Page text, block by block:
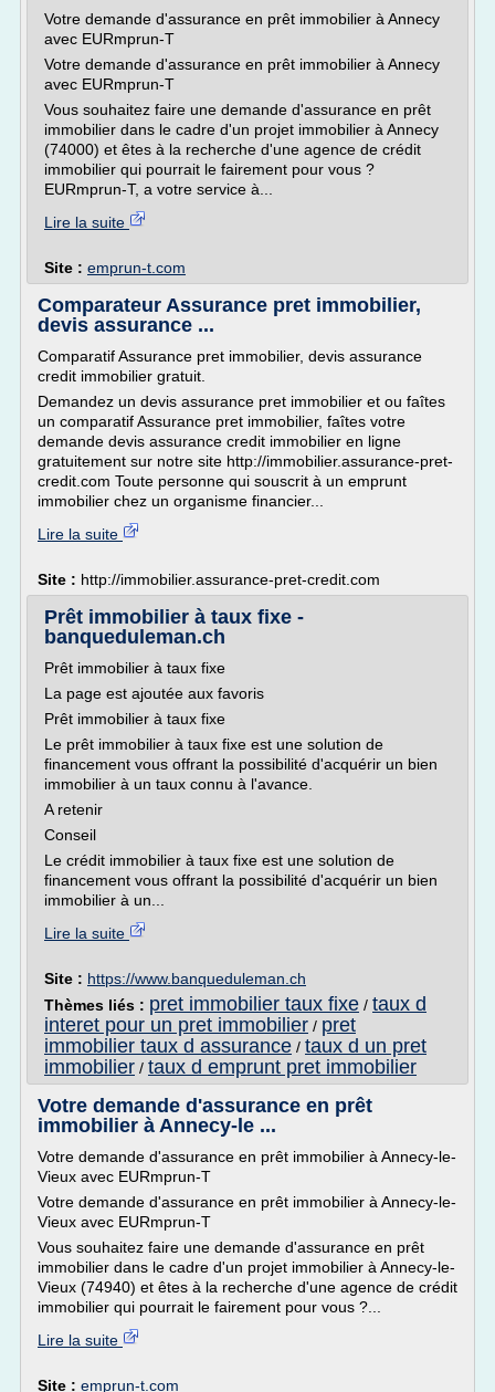
Votre demande d'assurance en prêt immobilier à Annecy
avec EURmprun-T
Votre demande d'assurance en prêt immobilier à Annecy
avec EURmprun-T
Vous souhaitez faire une demande d'assurance en prêt
immobilier dans le cadre d'un projet immobilier à Annecy
(74000) et êtes à la recherche d'une agence de crédit
immobilier qui pourrait le fairement pour vous ?
EURmprun-T, a votre service à...
Lire la suite
Site : emprun-t.com
Comparateur Assurance pret immobilier,
devis assurance ...
Comparatif Assurance pret immobilier, devis assurance
credit immobilier gratuit.
Demandez un devis assurance pret immobilier et ou faîtes
un comparatif Assurance pret immobilier, faîtes votre
demande devis assurance credit immobilier en ligne
gratuitement sur notre site http://immobilier.assurance-pret-
credit.com Toute personne qui souscrit à un emprunt
immobilier chez un organisme financier...
Lire la suite
Site : http://immobilier.assurance-pret-credit.com
Prêt immobilier à taux fixe -
banqueduleman.ch
Prêt immobilier à taux fixe
La page est ajoutée aux favoris
Prêt immobilier à taux fixe
Le prêt immobilier à taux fixe est une solution de
financement vous offrant la possibilité d'acquérir un bien
immobilier à un taux connu à l'avance.
A retenir
Conseil
Le crédit immobilier à taux fixe est une solution de
financement vous offrant la possibilité d'acquérir un bien
immobilier à un...
Lire la suite
Site : https://www.banqueduleman.ch
Thèmes liés : pret immobilier taux fixe / taux d
interet pour un pret immobilier / pret
immobilier taux d assurance / taux d un pret
immobilier / taux d emprunt pret immobilier
Votre demande d'assurance en prêt
immobilier à Annecy-le ...
Votre demande d'assurance en prêt immobilier à Annecy-le-
Vieux avec EURmprun-T
Votre demande d'assurance en prêt immobilier à Annecy-le-
Vieux avec EURmprun-T
Vous souhaitez faire une demande d'assurance en prêt
immobilier dans le cadre d'un projet immobilier à Annecy-le-
Vieux (74940) et êtes à la recherche d'une agence de crédit
immobilier qui pourrait le fairement pour vous ?...
Lire la suite
Site : emprun-t.com